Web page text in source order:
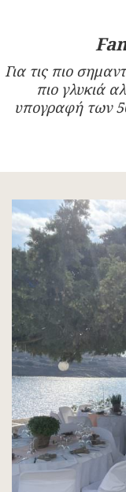
Για τις πιο
πιο γλυκιά
υπογραφή των